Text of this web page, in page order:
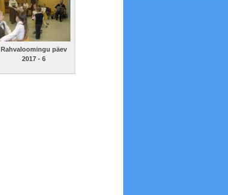
Rahvaloomingu päev
2017 - 6